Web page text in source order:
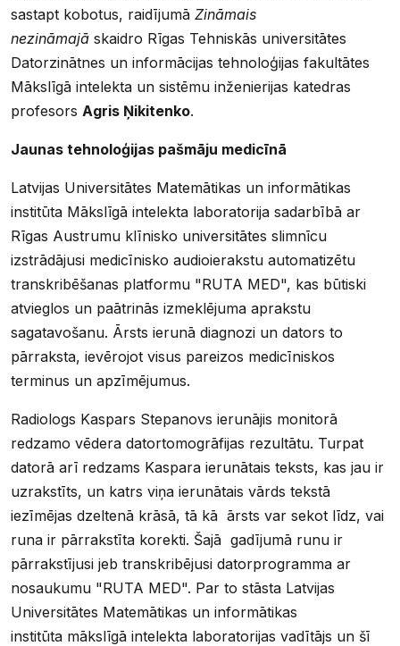
sastapt kobotus, raidījumā Zināmais
nezināmajā skaidro Rīgas Tehniskās universitātes
Datorzinātnes un informācijas tehnoloģijas fakultātes
Mākslīgā intelekta un sistēmu inženierijas katedras
profesors Agris Ņikitenko.
Jaunas tehnoloģijas pašmāju medicīnā
Latvijas Universitātes Matemātikas un informātikas
institūta Mākslīgā intelekta laboratorija sadarbībā ar
Rīgas Austrumu klīnisko universitātes slimnīcu
izstrādājusi medicīnisko audioierakstu automatizētu
transkribēšanas platformu "RUTA MED", kas būtiski
atvieglos un paātrinās izmeklējuma aprakstu
sagatavošanu. Ārsts ierunā diagnozi un dators to
pārraksta, ievērojot visus pareizos medicīniskos
terminus un apzīmējumus.
Radiologs Kaspars Stepanovs ierunājis monitorā
redzamo vēdera datortomogrāfijas rezultātu. Turpat
datorā arī redzams Kaspara ierunātais teksts, kas jau ir
uzrakstīts, un katrs viņa ierunātais vārds tekstā
iezīmējas dzeltenā krāsā, tā kā ārsts var sekot līdz, vai
runa ir pārrakstīta korekti. Šajā gadījumā runu ir
pārrakstījusi jeb transkribējusi datorprogramma ar
nosaukumu "RUTA MED". Par to stāsta Latvijas
Universitātes Matemātikas un informātikas
institūta mākslīgā intelekta laboratorijas vadītājs un šī